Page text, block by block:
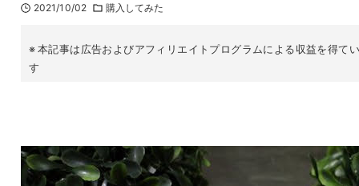
2021/10/02 購入してみた
本記事は広告およびアフィリエイトプログラムによる収益を得て
す